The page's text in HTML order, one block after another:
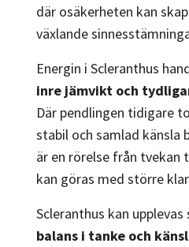
där osäkerheten kan
växlande
Energin i Scleranthus
inre jämvikt och
Där pendlingen tidigare
stabil och samlad känsla
är en rörelse från tvekan
kan göras med större
Scleranthus kan
balans i tanke och